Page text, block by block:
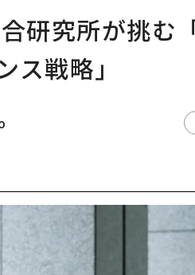
研究所が挑む
戦略」